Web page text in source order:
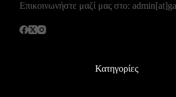
Επικοινωνήστε μαζί μας στο:
Κατηγορίες